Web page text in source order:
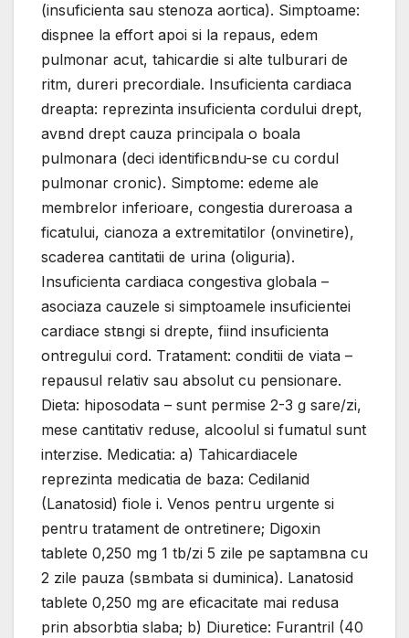
(insuficienta sau stenoza aortica). Simptoame:
dispnee la effort apoi si la repaus, edem
pulmonar acut, tahicardie si alte tulburari de
ritm, dureri precordiale. Insuficienta cardiaca
dreapta: reprezinta insuficienta cordului drept,
avвnd drept cauza principala o boala
pulmonara (deci identificвndu-se cu cordul
pulmonar cronic). Simptome: edeme ale
membrelor inferioare, congestia dureroasa a
ficatului, cianoza a extremitatilor (оnvinetire),
scaderea cantitatii de urina (oliguria).
Insuficienta cardiaca congestiva globala –
asociaza cauzele si simptoamele insuficientei
cardiace stвngi si drepte, fiind insuficienta
оntregului cord. Tratament: conditii de viata –
repausul relativ sau absolut cu pensionare.
Dieta: hiposodata – sunt permise 2-3 g sare/zi,
mese cantitativ reduse, alcoolul si fumatul sunt
interzise. Medicatia: a) Tahicardiacele
reprezinta medicatia de baza: Cedilanid
(Lanatosid) fiole i. Venos pentru urgente si
pentru tratament de оntretinere; Digoxin
tablete 0,250 mg 1 tb/zi 5 zile pe saptamвna cu
2 zile pauza (sвmbata si duminica). Lanatosid
tablete 0,250 mg are eficacitate mai redusa
prin absorbtia slaba; b) Diuretice: Furantril (40